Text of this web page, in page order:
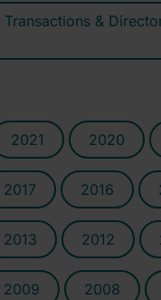
&
2021 2020
2017 2016
2013 2012
2009 2008